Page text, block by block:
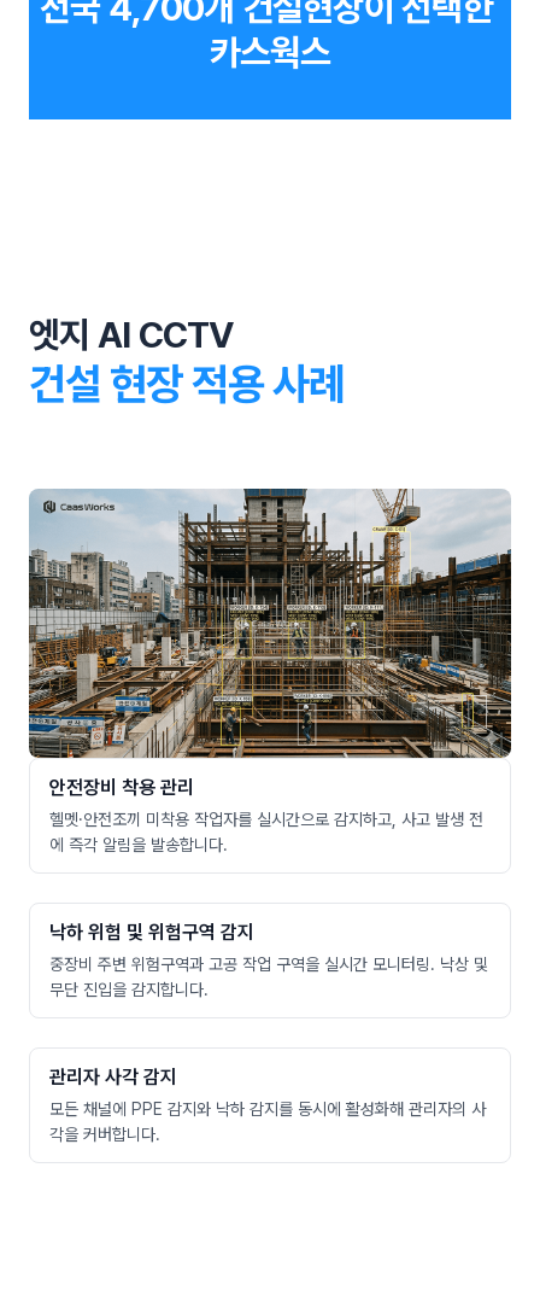
카스웍스
엣지 AI CCTV
건설 현장 적용 사례
안전장비 착용 관리
헬멧·안전조끼 미착용 작업자를 실시간으로 감지하고, 사고 발생 전
에 즉각 알림을 발송합니다.
낙하 위험 및 위험구역 감지
중장비 주변 위험구역과 고공 작업 구역을 실시간 모니터링. 낙상 및
무단 진입을 감지합니다.
관리자 사각 감지
모든 채널에 PPE 감지와 낙하 감지를 동시에 활성화해 관리자의 사
각을 커버합니다.